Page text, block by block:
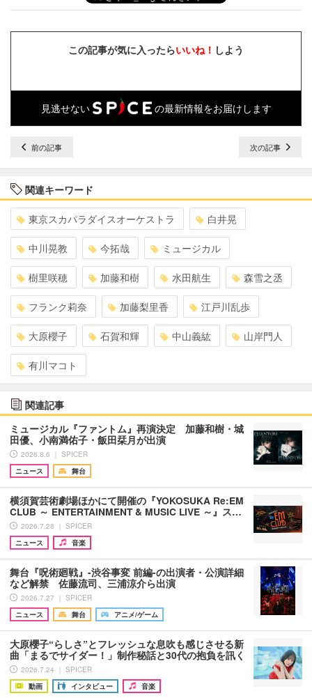
この記事が気に入ったらいいね！ しよう
見逃せない の最新情報をお届けします
前の記事 次の記事
関連キーワード
東京スカパラダイスオーケストラ 白井晃
中川晃教 今拓哉 ミュージカル
樹里咲穂 加藤和樹 水田航生 森雪之丞
フランク莉奈 加藤梨里香 江戸川乱歩
大原櫻子 石賀和輝 中山義紘 山岸門人
有川マコト
関連記事
ミュージカル『ファントム』再演決定 加藤和樹・城
田優、小南満佑子・飯田栞月が出演
2026.8.6 ｜ SPICER
ニュース
舞台
横須賀芸術劇場ほかにて開催の『YOKOSUKA Re:EM
CLUB ～ ENTERTAINMENT & MUSIC LIVE ～』ス…
2026.7.28 ｜ SPICER
ニュース
音楽
舞台『呪術廻戦』-渋谷事変 前編-の出演者・公演詳細
など解禁 佐藤流司、三浦涼介ら出演
2026.7.27 ｜ SPICER
ニュース
舞台 アニメ/ゲーム
大原櫻子“らしさ”とフレッシュな息吹も感じさせる新
曲「まるでサイダー！」制作秘話と30代の抱負を訊く
2026.7.24 ｜ SPICER
動画
インタビュー 音楽